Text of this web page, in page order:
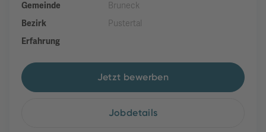
Gemeinde
Bruneck
Bezirk
Pustertal
Erfahrung
Jetzt bewerben
Jobdetails